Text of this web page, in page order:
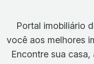
Portal imobiliário
você aos melhores
Encontre sua